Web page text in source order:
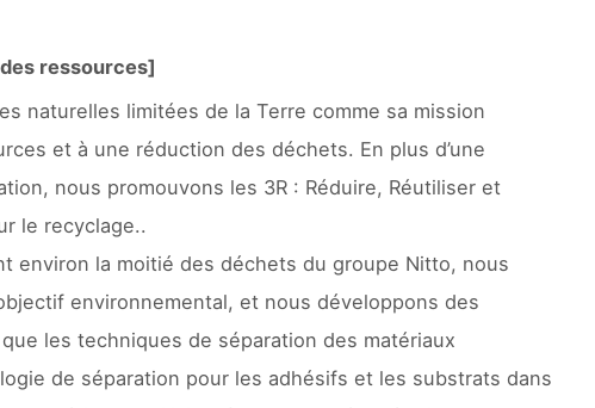
ressources]
naturelles limitées de la Terre comme sa mission
et à une réduction des déchets. En plus d’une
nous promouvons les 3R : Réduire, Réutiliser et
le recyclage..
environ la moitié des déchets du groupe Nitto, nous
environnemental, et nous développons des
les techniques de séparation des matériaux
de séparation pour les adhésifs et les substrats dans